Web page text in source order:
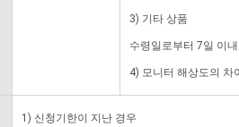
3) 기타 상품
수령일로부터 7일 이
4) 모니터 해상도의 차
1) 신청기한이 지난 경우